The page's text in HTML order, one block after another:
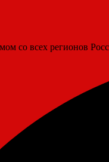
со всех регионов